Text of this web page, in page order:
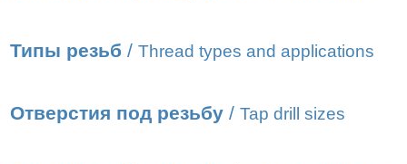
Типы резьб / Thread types and applications
Отверстия под резьбу / Tap drill sizes